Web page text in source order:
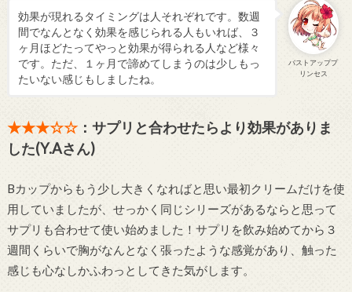
バストアッププ
リンセス
効果が現れるタイミングは人それぞれです。数週
間でなんとなく効果を感じられる人もいれば、３
ヶ月ほどたってやっと効果が得られる人など様々
です。ただ、１ヶ月で諦めてしまうのは少しもっ
たいない感じもしましたね。
★★★☆☆：サプリと合わせたらより効果がありま
した(Y.Aさん)
Bカップからもう少し大きくなればと思い最初クリームだけを使
用していましたが、せっかく同じシリーズがあるならと思って
サプリも合わせて使い始めました！サプリを飲み始めてから３
週間くらいで胸がなんとなく張ったような感覚があり、触った
感じも心なしかふわっとしてきた気がします。